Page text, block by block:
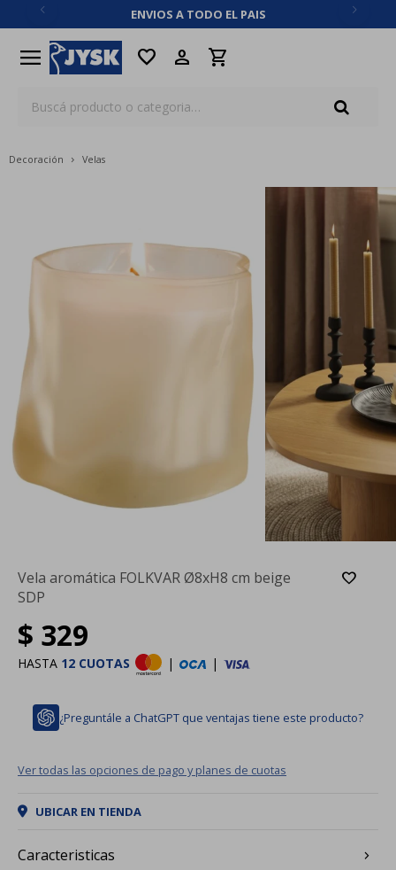
ENVIOS A TODO EL PAIS
menu favorite
Decoración Velas
Vela aromática FOLKVAR Ø8xH8 cm beige
SDP
$ 329
HASTA 12 CUOTAS | |
¿Preguntále a ChatGPT que ventajas tiene este producto?
Ver todas las opciones de pago y planes de cuotas
UBICAR EN TIENDA
Caracteristicas
close